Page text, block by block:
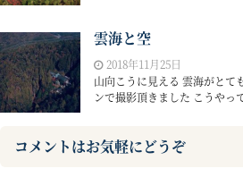
雲海と空
2018年11月25日
山向こうに見える 雲海がとて
ンで撮影頂きました こうやっ
コメントはお気軽にどうぞ